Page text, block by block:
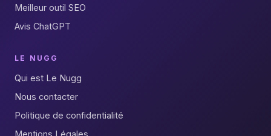
Meilleur outil SEO
Avis ChatGPT
LE NUGG
Qui est Le Nugg
Nous contacter
Politique de confidentialité
Mentions Légales